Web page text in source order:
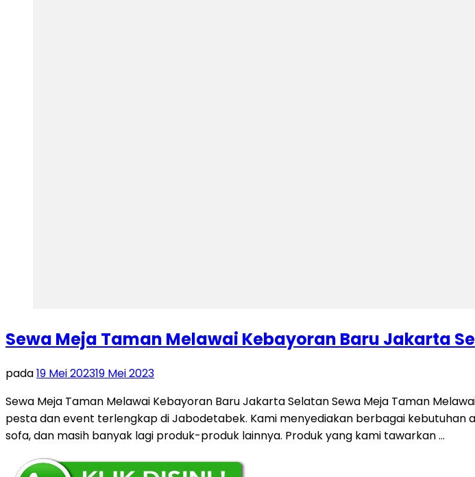
Sewa Meja Taman Melawai Kebayoran Baru Jakarta
pada19 Mei 202319 Mei 2023
Sewa Meja Taman Melawai Kebayoran Baru Jakarta Selatan Sewa Meja Taman
pesta dan event terlengkap di Jabodetabek. Kami menyediakan berbagai kebutuhan
sofa, dan masih banyak lagi produk-produk lainnya. Produk yang kami tawarkan …